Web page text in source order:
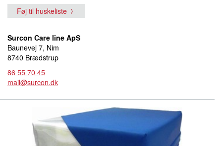
Føj til huskeliste
Surcon Care line ApS
Baunevej 7, Nim
8740 Brædstrup
86 55 70 45
mail@surcon.dk